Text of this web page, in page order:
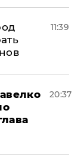
11:39
20:37